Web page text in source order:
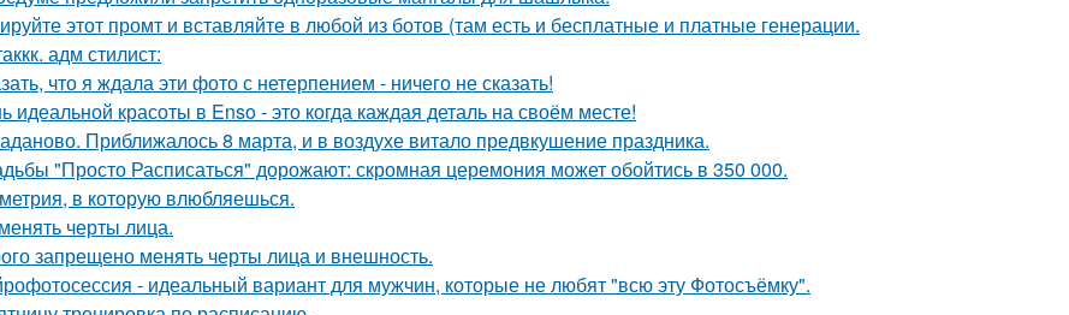
этот промт и вставляйте в любой из ботов (там есть и бесплатные и платные генерации.
адм стилист:
что я ждала эти фото с нетерпением - ничего не сказать!
идеальной красоты в Enso - это когда каждая деталь на своём месте!
Приближалось 8 марта, и в воздухе витало предвкушение праздника.
"Просто Расписаться" дорожают: скромная церемония может обойтись в 350 000.
в которую влюбляешься.
черты лица.
запрещено менять черты лица и внешность.
- идеальный вариант для мужчин, которые не любят "всю эту Фотосъёмку".